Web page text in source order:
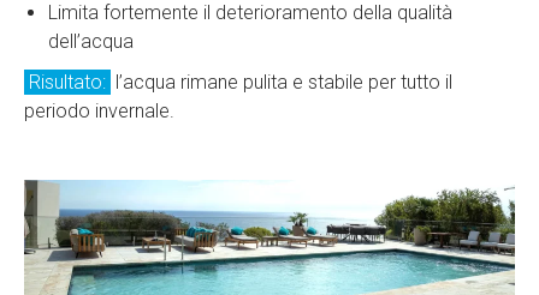
Limita fortemente il deterioramento della qualità
dell’acqua
Risultato: l’acqua rimane pulita e stabile per tutto il
periodo invernale.